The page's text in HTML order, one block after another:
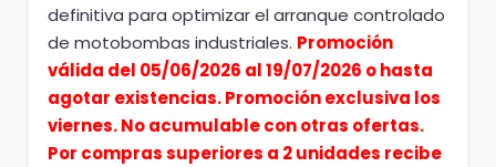
definitiva para optimizar el arranque controlado
de motobombas industriales. Promoción
válida del 05/06/2026 al 19/07/2026 o hasta
agotar existencias. Promoción exclusiva los
viernes. No acumulable con otras ofertas.
Por compras superiores a 2 unidades recibe